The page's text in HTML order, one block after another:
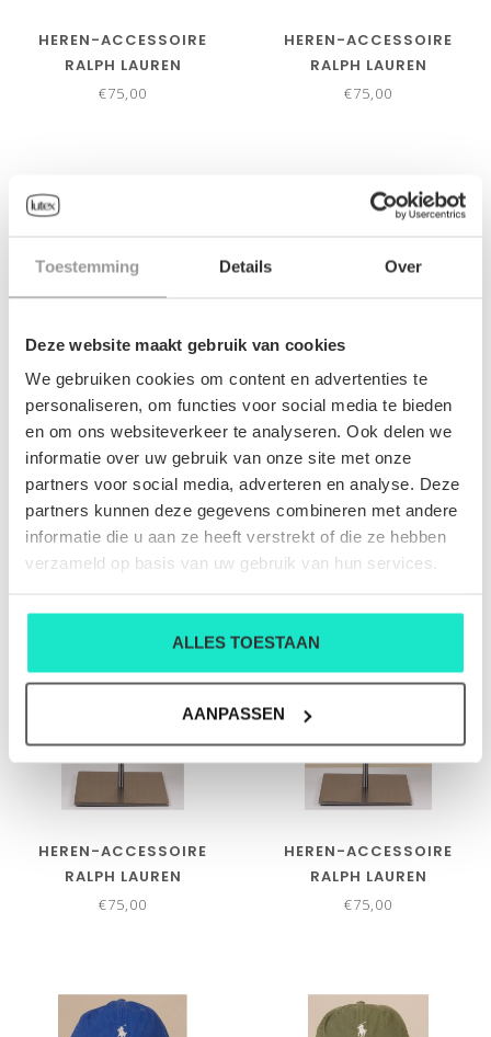
Toestemming Details Over
Deze website maakt gebruik van cookies
We gebruiken cookies om content en advertenties te
personaliseren, om functies voor social media te bieden
en om ons websiteverkeer te analyseren. Ook delen we
informatie over uw gebruik van onze site met onze
partners voor social media, adverteren en analyse. Deze
partners kunnen deze gegevens combineren met andere
informatie die u aan ze heeft verstrekt of die ze hebben
verzameld op basis van uw gebruik van hun services.
ALLES TOESTAAN
AANPASSEN
HEREN-ACCESSOIRE
RALPH LAUREN
€75,00
HEREN-ACCESSOIRE
RALPH LAUREN
€75,00
RALPH LAUREN
HEREN-ACCESSOIRE
RALPH LAUREN
€75,00
HEREN-ACCESSOIRE
RALPH LAUREN
€75,00
HEREN-ACCESSOIRE
RALPH LAUREN
€75,00